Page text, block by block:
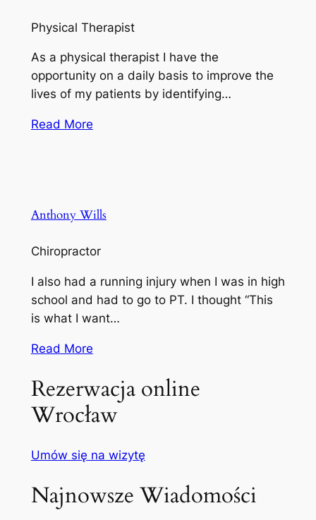
Physical Therapist
As a physical therapist I have the
opportunity on a daily basis to improve the
lives of my patients by identifying…
Read More
Anthony Wills
Chiropractor
I also had a running injury when I was in high
school and had to go to PT. I thought “This
is what I want…
Read More
Rezerwacja online
Wrocław
Umów się na wizytę
Najnowsze Wiadomości